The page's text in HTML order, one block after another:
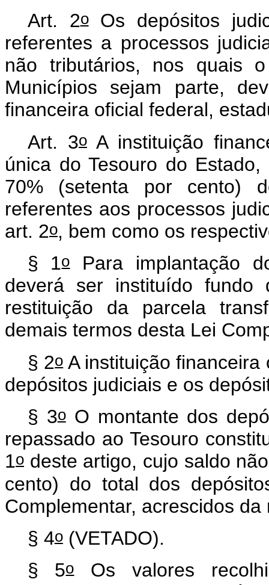
Art. 2oOs depósitos
referentes a processos
não tributários, nos quais
Municípios sejam parte,
financeira oficial federal,
Art. 3oA instituição
única do Tesouro do
70% (setenta por cento)
referentes aos processos
art. 2o, bem como os
§ 1oPara implantação
deverá ser instituído
restituição da parcela
demais termos desta Lei
§ 2oA instituição financeira
depósitos judiciais e os
§ 3oO montante dos
repassado ao Tesouro
1o deste artigo, cujo saldo
cento) do total dos
Complementar, acrescidos
§ 4o(VETADO).
§ 5oOs valores